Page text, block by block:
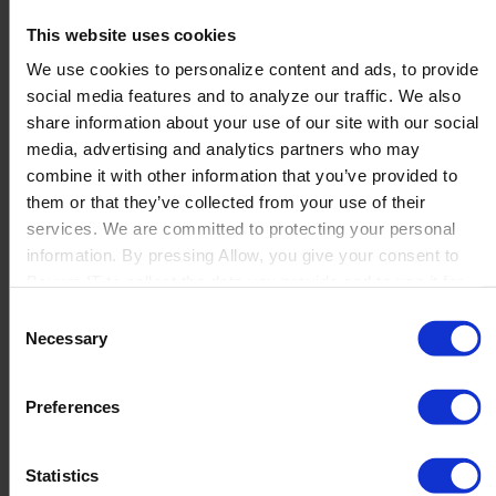
This website uses cookies
We use cookies to personalize content and ads, to provide
social media features and to analyze our traffic. We also
share information about your use of our site with our social
media, advertising and analytics partners who may
combine it with other information that you’ve provided to
them or that they’ve collected from your use of their
services. We are committed to protecting your personal
information. By pressing Allow, you give your consent to
withdraw your consent at any time
Selection
Necessary
Preferences
Statistics
Die wichtigsten Vorteile
durch Boyum IT
Solutions
Aufwand für die Datenreplikation erheblich, indem alle
Systeme in SAP Business One konsolidiert wurden. Dies
Datenverwaltung.
hat nun einfachen Zugriff auf kritische Daten, was die